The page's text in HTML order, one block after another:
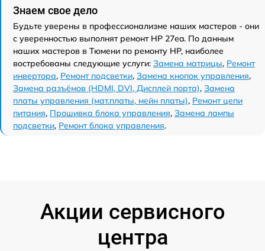
Знаем свое дело
Будьте уверены в профессионализме наших мастеров - они
с уверенностью выполнят ремонт HP 27ea. По данным
наших мастеров в Тюмени по ремонту HP, наиболее
востребованы следующие услуги: Замена матрицы, Ремонт
инвертора, Ремонт подсветки, Замена кнопок управления,
Замена разъёмов (HDMI, DVI, Дисплей порта), Замена
платы управления (мат.платы, мейн платы), Ремонт цепи
питания, Прошивка блока управления, Замена лампы
подсветки, Ремонт блока управления.
Акции сервисного
центра